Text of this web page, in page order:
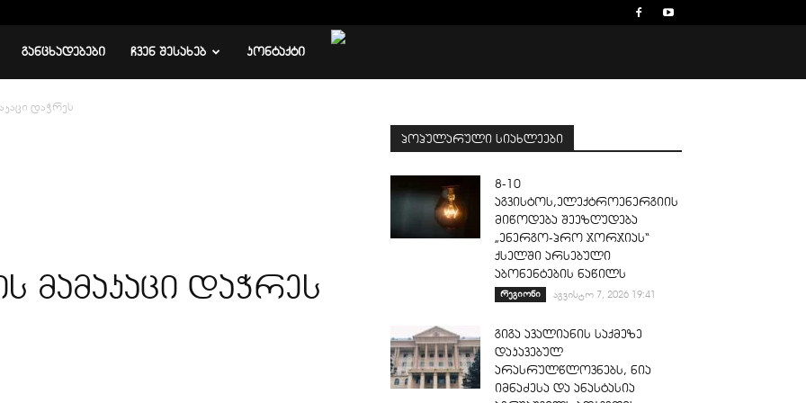
ᲒᲐᲜᲪᲮᲐᲓᲔᲑᲔᲑᲘ ᲩᲕᲔᲜ ᲨᲔᲡᲐᲮᲔᲑ ᲙᲝᲜᲢᲐᲥᲢᲘ
დაჭრეს
მამაკაცი დაჭრეს
პოპულარული სიახლეები
8-10
აგვისტოს,ელექტროენერგიის
მიწოდება შეეზღუდება
„ენერგო-პრო ჯორჯიას“
ქსელში არსებული
აბონენტების ნაწილს
რეგიონი აგვისტო 7, 2026 19:41
გიგა ავალიანის საქმეზე
დაკავებულ
არასრულწლოვნებს, ნია
იმნაძესა და ანასტასია